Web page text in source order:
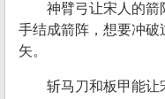
神臂弓让宋人的箭
手结成箭阵，想要冲
矢。
斩马刀和板甲能让